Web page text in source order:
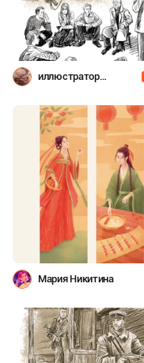
иллюстратор
Мария Никитина